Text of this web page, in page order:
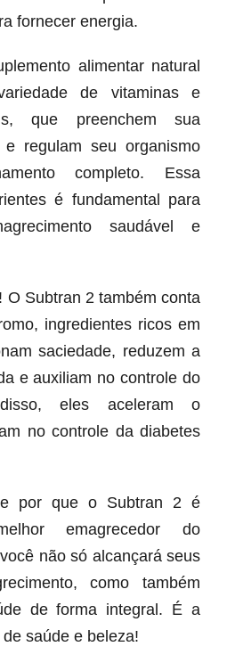
fornecer energia.
alimentar natural
de vitaminas e
que preenchem sua
e regulam seu organismo
completo. Essa
é fundamental para
saudável e
O Subtran 2 também conta
ingredientes ricos em
saciedade, reduzem a
e auxiliam no controle do
eles aceleram o
no controle da diabetes
por que o Subtran 2 é
emagrecedor do
não só alcançará seus
como também
de forma integral. É a
saúde e beleza!